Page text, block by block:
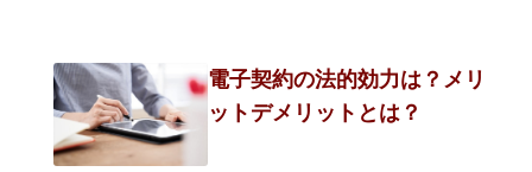
電子契約の法的効力は？メリ
ットデメリットとは？